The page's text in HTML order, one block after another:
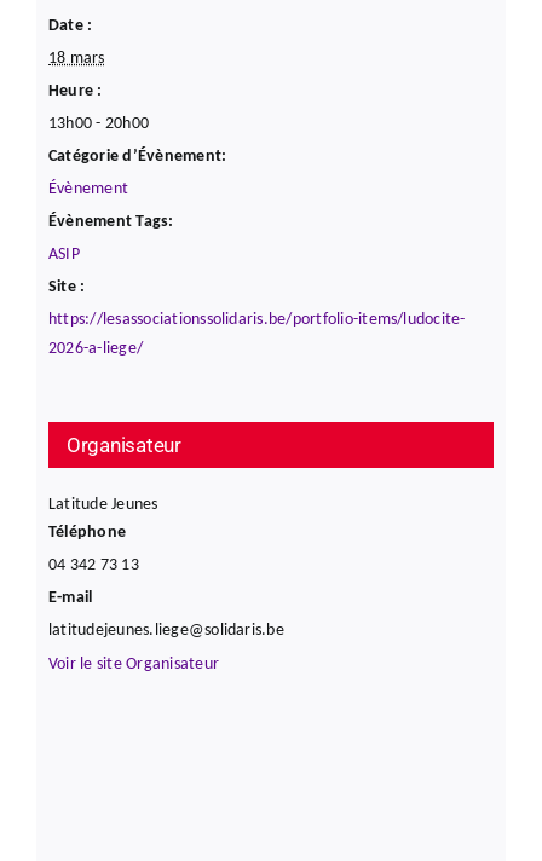
Date :
18 mars
Heure :
13h00 - 20h00
Catégorie d’Évènement:
Évènement
Évènement Tags:
ASIP
Site :
https://lesassociationssolidaris.be/portfolio-items/ludocite-
2026-a-liege/
Organisateur
Latitude Jeunes
Téléphone
04 342 73 13
E-mail
latitudejeunes.liege@solidaris.be
Voir le site Organisateur